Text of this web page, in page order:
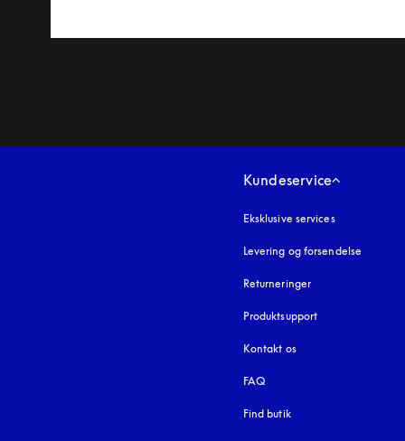
Kundeservice
Eksklusive services
Levering og forsendelse
Returneringer
Produktsupport
Kontakt os
FAQ
Find butik